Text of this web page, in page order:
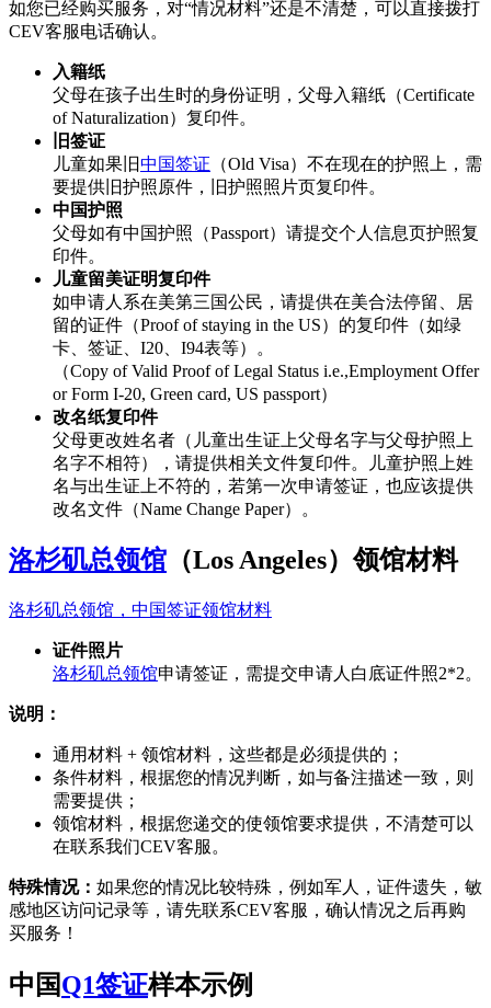
如您已经购买服务，对“情况材料”还是不清楚，可以直接拨打
CEV客服电话确认。
入籍纸
父母在孩子出生时的身份证明，父母入籍纸（Certificate
of Naturalization）复印件。
旧签证
儿童如果旧中国签证 （Old Visa）不在现在的护照上，需
要提供旧护照原件，旧护照照片页复印件。
中国护照
父母如有中国护照（Passport）请提交个人信息页护照复
印件。
儿童留美证明复印件
如申请人系在美第三国公民，请提供在美合法停留、居
留的证件（Proof of staying in the US）的复印件（如绿
卡、签证、I20、I94表等）。
（Copy of Valid Proof of Legal Status i.e.,Employment Offer
or Form I-20, Green card, US passport）
改名纸复印件
父母更改姓名者（儿童出生证上父母名字与父母护照上
名字不相符），请提供相关文件复印件。儿童护照上姓
名与出生证上不符的，若第一次申请签证，也应该提供
改名文件（Name Change Paper）。
洛杉矶总领馆 （Los Angeles）领馆材料
洛杉矶总领馆，中国签证领馆材料
证件照片
洛杉矶总领馆申请签证，需提交申请人白底证件照2*2。
说明：
通用材料 + 领馆材料，这些都是必须提供的；
条件材料，根据您的情况判断，如与备注描述一致，则
需要提供；
领馆材料，根据您递交的使领馆要求提供，不清楚可以
在联系我们CEV客服。
特殊情况： 如果您的情况比较特殊，例如军人，证件遗失，敏
感地区访问记录等，请先联系CEV客服，确认情况之后再购
买服务！
中国Q1签证样本示例